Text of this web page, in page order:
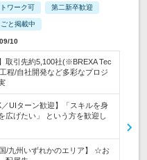
ワーク可 第二新卒歓迎
と掲載中
10
取引先約5,100社(※BREXA Tec
程/自社開発など多彩なプロジ
UIターン歓迎】「スキルを身
広げたい」 という方を歓迎し
/九州いずれかのエリア】 ☆お